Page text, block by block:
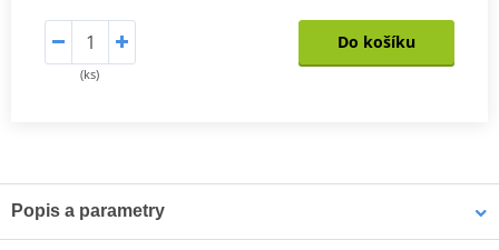
(ks)
Do košíku
Popis a parametry